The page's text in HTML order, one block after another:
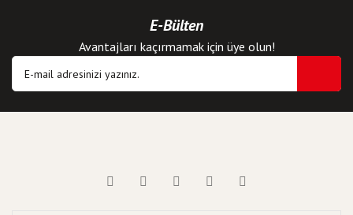
E-Bülten
Avantajları kaçırmamak için üye olun!